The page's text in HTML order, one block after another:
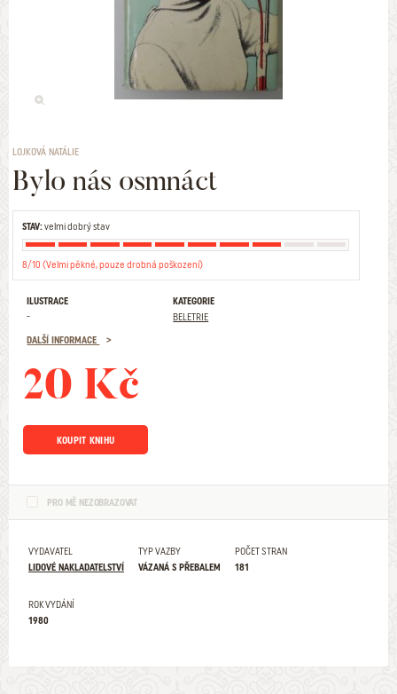
LOJKOVÁ NATÁLIE
Bylo nás osmnáct
STAV:velmi dobrý stav
8/10 (Velmi pěkné, pouze drobná poškození)
ILUSTRACE
-
KATEGORIE
BELETRIE
DALŠÍ INFORMACE
20 Kč
KOUPIT KNIHU
PRO MĚ NEZOBRAZOVAT
VYDAVATEL
LIDOVÉ NAKLADATELSTVÍ
TYP VAZBY
VÁZANÁ S PŘEBALEM
POČET STRAN
181
ROK VYDÁNÍ
1980